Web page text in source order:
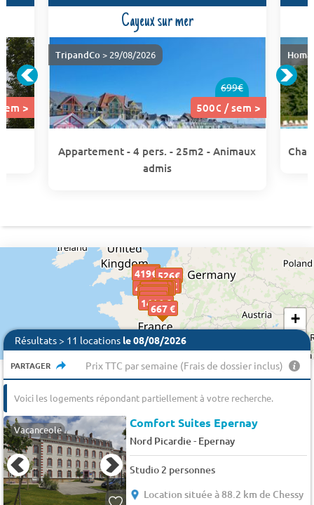
>
Cayeux sur mer
699€
500€ / sem >
TripandCo > 29/08/2026
Appartement - 4 pers. - 25m2 - Animaux
admis
262 €
402 €
667 €
676 €
765 €
920 €
1034 €
1416 €
496€
500€
311€
504€262€
419€
465€
526€
458€
518€
496€
500€
311€
504€262€
419€
465€
526€
458€
518€
496€
+
Résultats > 11 locations le 08/08/2026
PARTAGER Prix TTC par semaine (Frais de dossier inclus)
Voici les logements répondant partiellement à votre recherche.
Vacanceole Comfort Suites Epernay
Nord Picardie- Epernay
Studio 2 personnes
Location située à 88.2 km de Chessy